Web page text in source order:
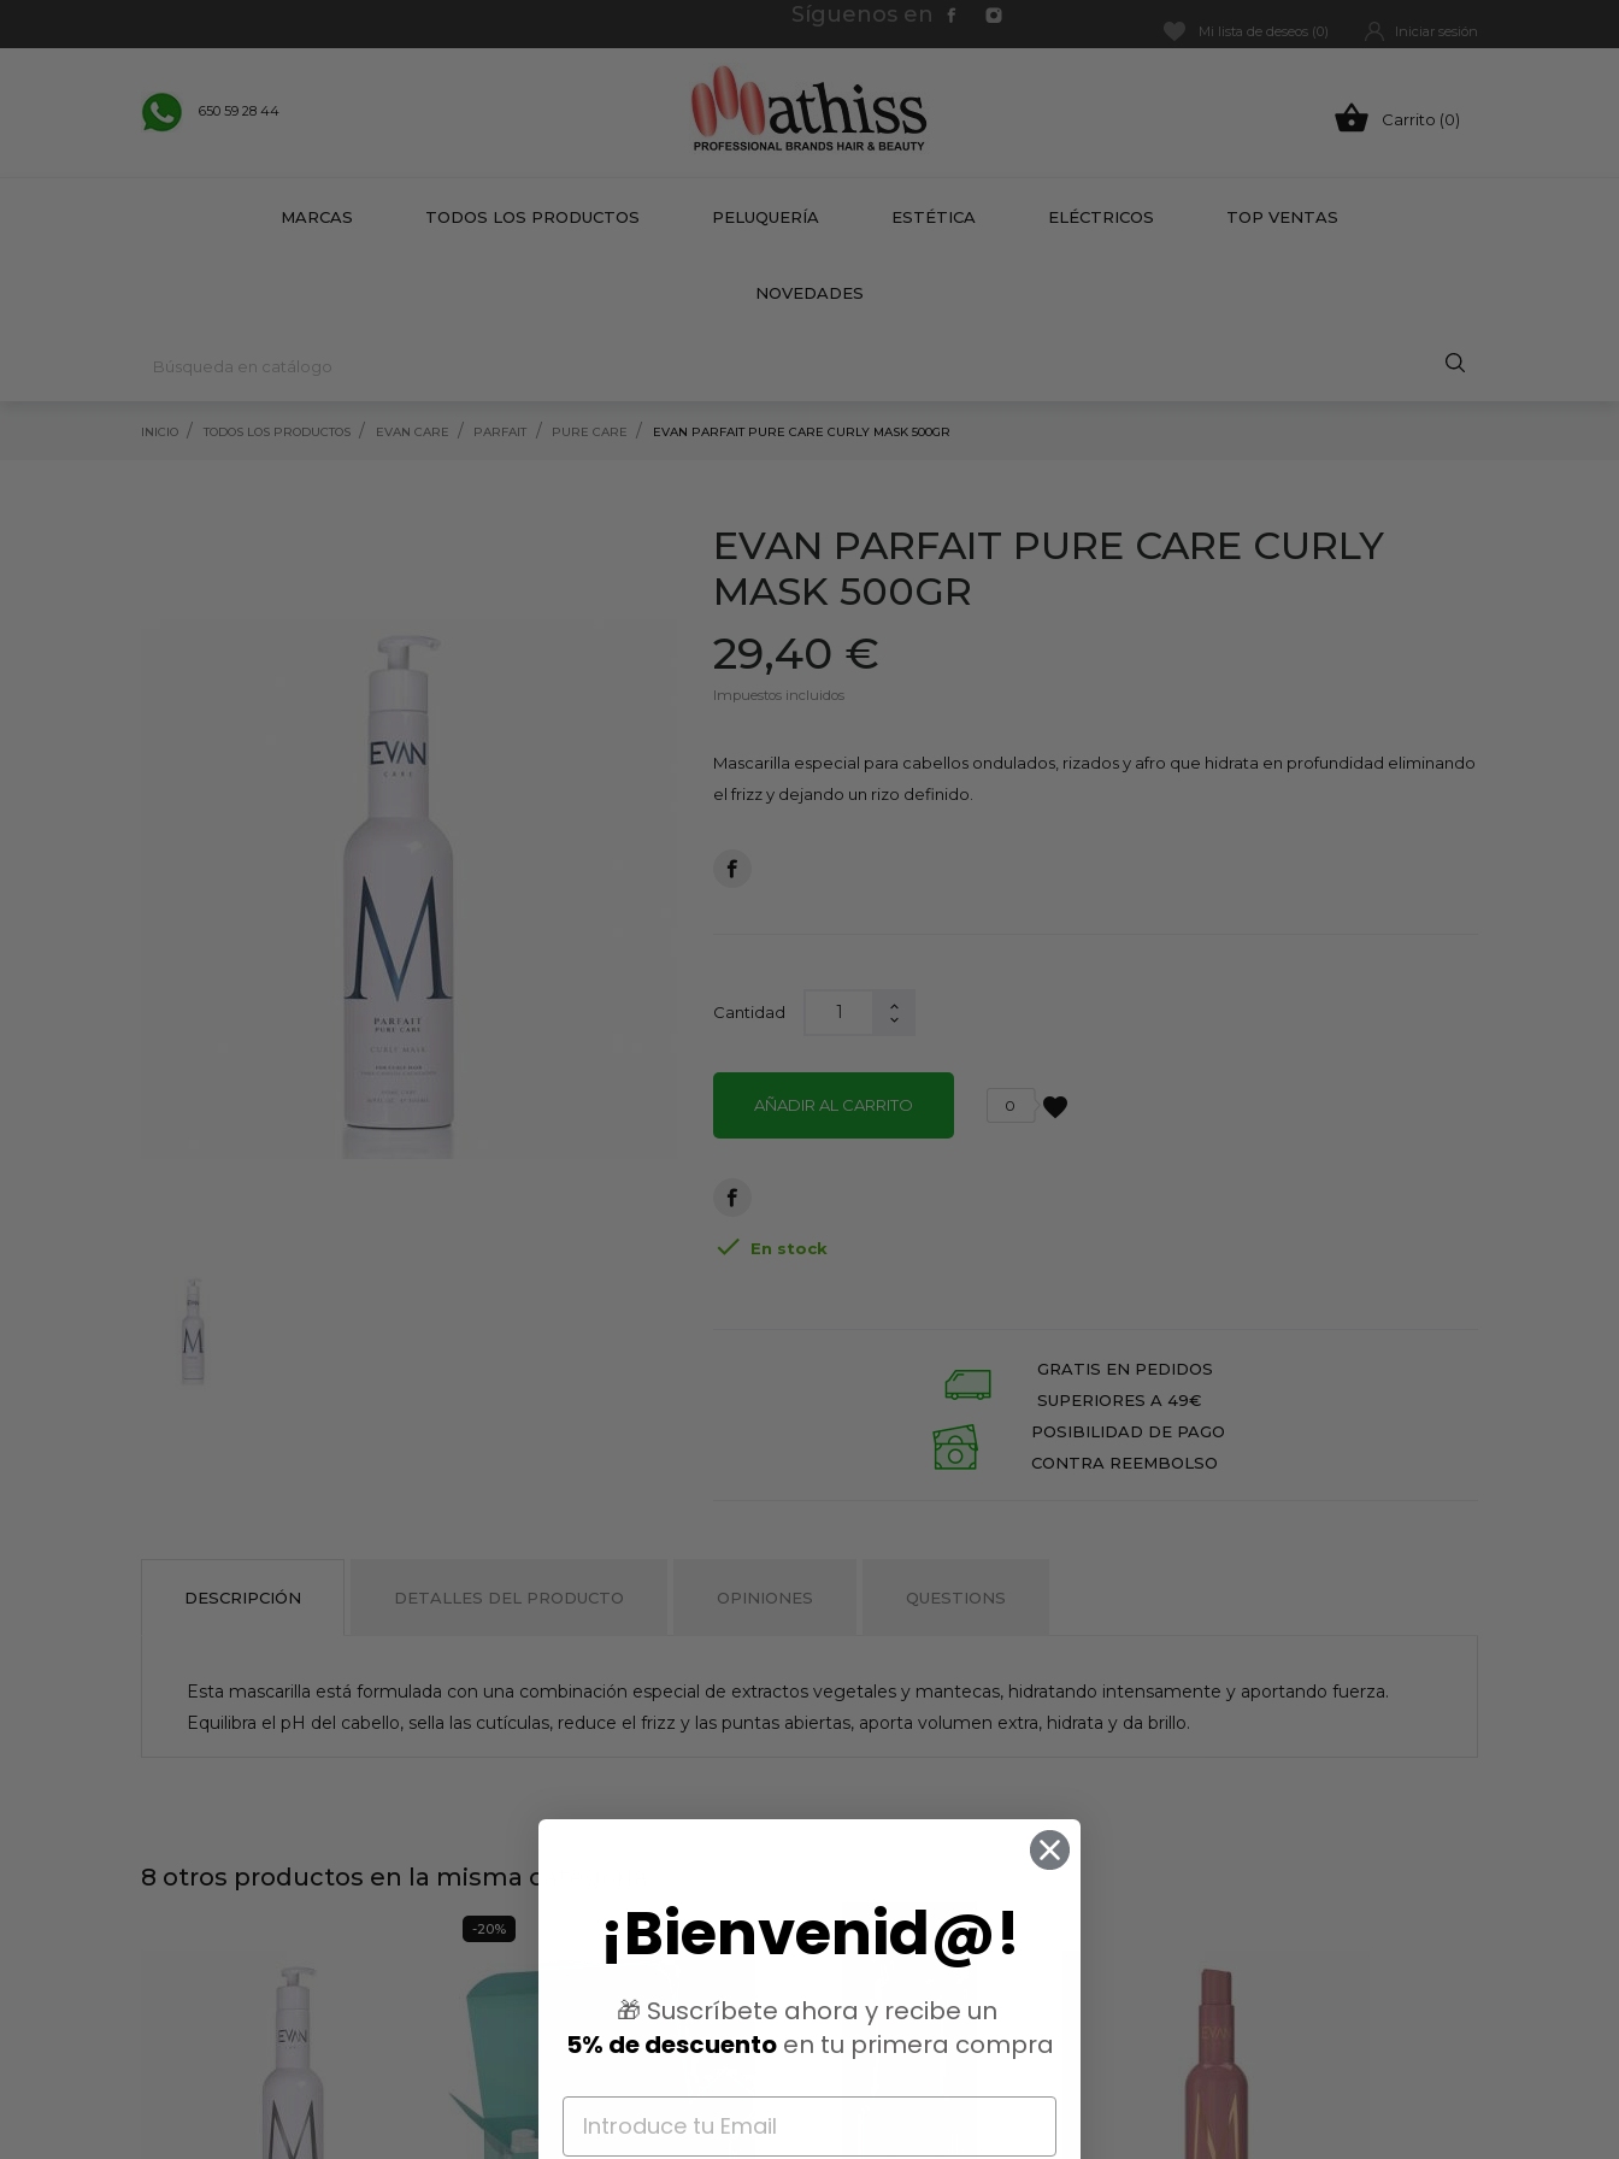
Síguenos en
Mi lista de deseos (0) Iniciar sesión
650 59 28 44  Carrito (0)
MARCAS TODOS LOS PRODUCTOS PELUQUERÍA ESTÉTICA ELÉCTRICOS TOP VENTAS
NOVEDADES
INICIO TODOS LOS PRODUCTOS EVAN CARE PARFAIT PURE CARE EVAN PARFAIT PURE CARE CURLY MASK 500GR
EVAN PARFAIT PURE CARE CURLY
MASK 500GR
29,40 €
Impuestos incluidos
Mascarilla especial para cabellos ondulados, rizados y afro que hidrata en profundidad eliminando
el frizz y dejando un rizo definido.
Cantidad
AÑADIR AL CARRITO favorite
0
 En stock
GRATIS EN PEDIDOS
SUPERIORES A 49€
POSIBILIDAD DE PAGO
CONTRA REEMBOLSO
DESCRIPCIÓN DETALLES DEL PRODUCTO OPINIONES QUESTIONS
Esta mascarilla está formulada con una combinación especial de extractos vegetales y mantecas, hidratando intensamente y aportando fuerza.
Equilibra el pH del cabello, sella las cutículas, reduce el frizz y las puntas abiertas, aporta volumen extra, hidrata y da brillo.
8 otros productos en la misma categoría:
-20% ¡Bienvenid@!
🎁 Suscríbete ahora y recibe un
5% de descuentoen tu primera compra